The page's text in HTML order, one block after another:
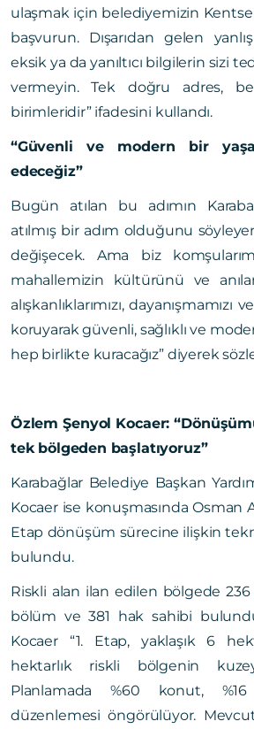
ulaşmak için belediyemizin
başvurun. Dışarıdan gelen
eksik ya da yanıltıcı bilgilerin sizi
vermeyin. Tek doğru adres,
birimleridir” ifadesini kullandı.
“Güvenli ve modern bir
edeceğiz”
Bugün atılan bu adımın
atılmış bir adım olduğunu
değişecek. Ama biz
mahallemizin kültürünü ve
alışkanlıklarımızı,
koruyarak güvenli, sağlıklı ve
hep birlikte kuracağız” diyerek
Özlem Şenyol Kocaer:
tek bölgeden başlatıyoruz”
Karabağlar Belediye Başkan
Kocaer ise konuşmasında Osman
Etap dönüşüm sürecine ilişkin
bulundu.
Riskli alan ilan edilen bölgede 236
bölüm ve 381 hak sahibi
Kocaer “1. Etap, yaklaşık 6
hektarlık riskli bölgenin
Planlamada %60 konut,
düzenlemesi öngörülüyor.